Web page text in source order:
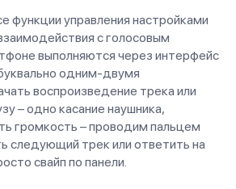
функции управления настройками
с голосовым
выполняются через интерфейс
одним-двумя
воспроизведение трека или
– одно касание наушника,
громкость – проводим пальцем
следующий трек или ответить на
свайп по панели.